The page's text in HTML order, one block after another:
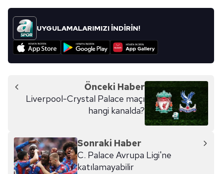
vasıtasıyla belirleyebilirsiniz. Çerezlere ilişkin detaylı bilgi
için Ayarlar butonuna tıklayabilir,
Çerez Bilgilendirme
Metnimizi
6698 sayılı Kişisel Verilerin Korunması Kanunu uyarınca
ilgili mevzuata uygun olarak kullanılan çerezlerle ilgili bilgi
almak için lütfen
tıklayınız
UYGULAMALARIMIZI İNDİRİN!
Önceki Haber
Liverpool-Crystal Palace maçı
hangi kanalda?
Sonraki Haber
C. Palace Avrupa Ligi'ne
katılamayabilir